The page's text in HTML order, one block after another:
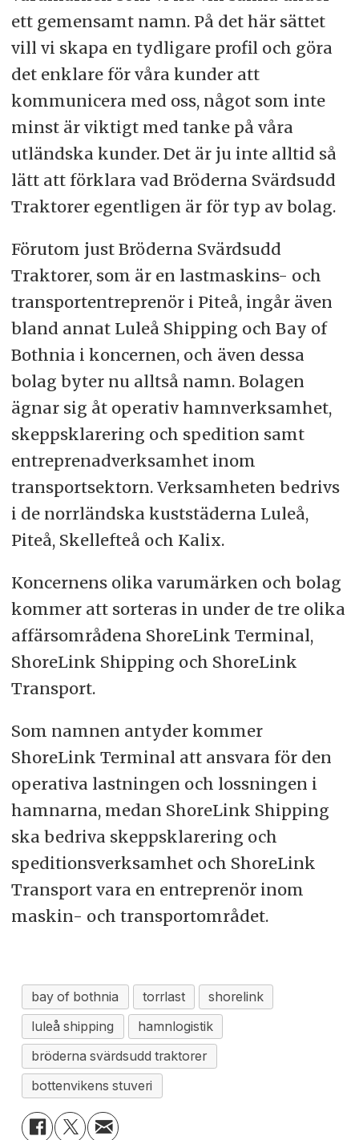
ett gemensamt namn. På det här sättet
vill vi skapa en tydligare profil och göra
det enklare för våra kunder att
kommunicera med oss, något som inte
minst är viktigt med tanke på våra
utländska kunder. Det är ju inte alltid så
lätt att förklara vad Bröderna Svärdsudd
Traktorer egentligen är för typ av bolag.
Förutom just Bröderna Svärdsudd
Traktorer, som är en lastmaskins- och
transportentreprenör i Piteå, ingår även
bland annat Luleå Shipping och Bay of
Bothnia i koncernen, och även dessa
bolag byter nu alltså namn. Bolagen
ägnar sig åt operativ hamnverksamhet,
skeppsklarering och spedition samt
entreprenadverksamhet inom
transportsektorn. Verksamheten bedrivs
i de norrländska kuststäderna Luleå,
Piteå, Skellefteå och Kalix.
Koncernens olika varumärken och bolag
kommer att sorteras in under de tre olika
affärsområdena ShoreLink Terminal,
ShoreLink Shipping och ShoreLink
Transport.
Som namnen antyder kommer
ShoreLink Terminal att ansvara för den
operativa lastningen och lossningen i
hamnarna, medan ShoreLink Shipping
ska bedriva skeppsklarering och
speditionsverksamhet och ShoreLink
Transport vara en entreprenör inom
maskin- och transportområdet.
bay of bothnia torrlast
shorelink
luleå shipping
hamnlogistik
bröderna svärdsudd traktorer
bottenvikens stuveri